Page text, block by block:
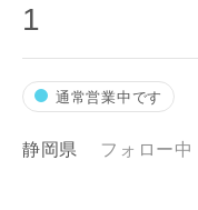
1
通常営業中です
静岡県 フォロー中